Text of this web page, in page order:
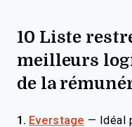
10 Liste
meilleurs
de la
1. Everstage —
Idéal